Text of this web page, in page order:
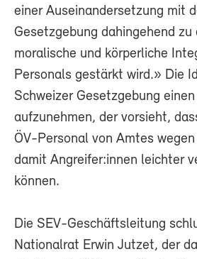
einer Auseinandersetzung mit
Gesetzgebung dahingehend zu
moralische und körperliche
Personals gestärkt wird.» Die
Schweizer Gesetzgebung
aufzunehmen, der vorsieht,
ÖV-Personal von Amtes
damit Angreifer:innen leichter
können.
Die SEV-Geschäftsleitung
Nationalrat Erwin Jutzet, der